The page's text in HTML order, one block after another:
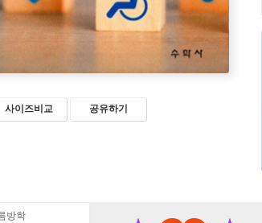
사이즈비교 공유하기
방학